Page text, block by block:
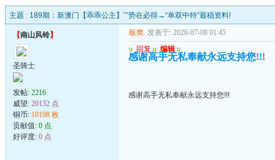
主题 : 189期：新澳门【乖乖公主】ˇˇ势在必得→“单双中特”最稳资料!
【南山风铃】
圣骑士
发帖: 2216
威望: 20132 点
铜币: 10198 枚
贡献值: 0 点
好评度: 0 点
板凳 发表于: 2026-07-08 01:45
u 回复 u 编辑 u
感谢高手无私奉献永远支持您!!!
感谢高手无私奉献永远支持您!!!